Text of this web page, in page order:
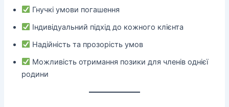
Гнучкі умови погашення
Індивідуальний підхід до кожного клієнта
Надійність та прозорість умов
Можливість отримання позики для членів однієї
родини